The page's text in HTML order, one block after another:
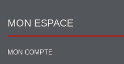
MON ESPACE
MON COMPTE